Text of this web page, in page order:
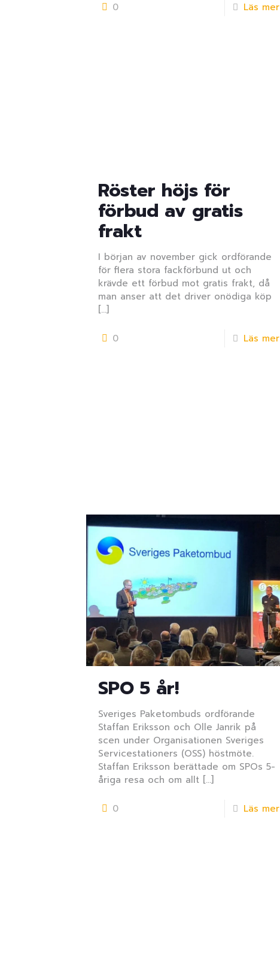
0 Läs mer
Röster höjs för
förbud av gratis
frakt
I början av november gick ordförande
för flera stora fackförbund ut och
krävde ett förbud mot gratis frakt, då
man anser att det driver onödiga köp
[…]
0 Läs mer
SPO 5 år!
Sveriges Paketombuds ordförande
Staffan Eriksson och Olle Janrik på
scen under Organisationen Sveriges
Servicestationers (OSS) höstmöte.
Staffan Eriksson berättade om SPOs 5-
åriga resa och om allt[…]
0 Läs mer